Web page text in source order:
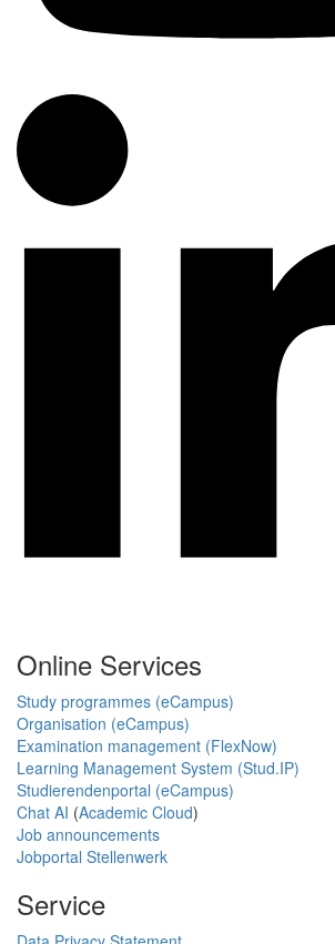
Online Services
Study programmes (eCampus)
Organisation (eCampus)
Examination management (FlexNow)
Learning Management System (Stud.IP)
Studierendenportal (eCampus)
Chat AI (Academic Cloud)
Job announcements
Jobportal Stellenwerk
Service